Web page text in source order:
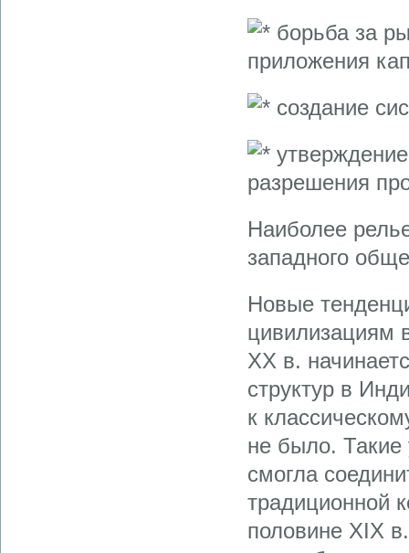
борьба за
приложения
создание
разрешения
Наиболее
западного
Новые
цивилизациям
XX в.
структур в
к
не было. Такие
смогла
традиционной
половине XIX